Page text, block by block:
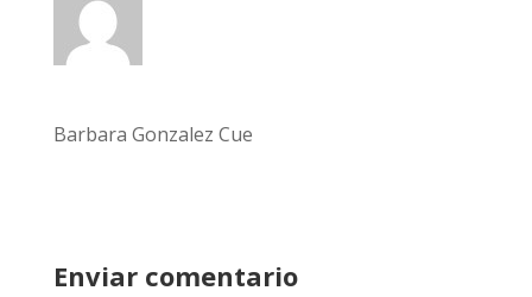
Barbara Gonzalez Cue
Enviar comentario